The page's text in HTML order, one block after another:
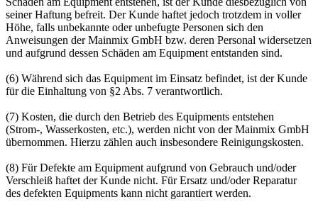
seiner Haftung befreit. Der Kunde haftet jedoch trotzdem in voller
Höhe, falls unbekannte oder unbefugte Personen sich den
Anweisungen der Mainmix GmbH bzw. deren Personal widersetzen
und aufgrund dessen Schäden am Equipment entstanden sind.
(6) Während sich das Equipment im Einsatz befindet, ist der Kunde
für die Einhaltung von §2 Abs. 7 verantwortlich.
(7) Kosten, die durch den Betrieb des Equipments entstehen
(Strom-, Wasserkosten, etc.), werden nicht von der Mainmix GmbH
übernommen. Hierzu zählen auch insbesondere Reinigungskosten.
(8) Für Defekte am Equipment aufgrund von Gebrauch und/oder
Verschleiß haftet der Kunde nicht. Für Ersatz und/oder Reparatur
des defekten Equipments kann nicht garantiert werden.